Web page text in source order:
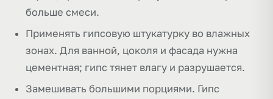
больше смеси.
Применять гипсовую штукатурку во влажных
зонах. Для ванной, цоколя и фасада нужна
цементная; гипс тянет влагу и разрушается.
Замешивать большими порциями. Гипс